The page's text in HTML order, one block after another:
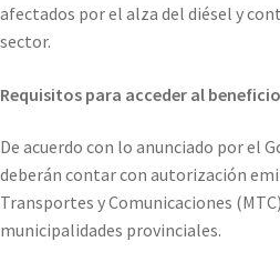
afectados por el alza del diésel y
sector.
Requisitos para acceder al beneficio
De acuerdo con lo anunciado por el
deberán contar con autorización
Transportes y Comunicaciones
municipalidades provinciales.